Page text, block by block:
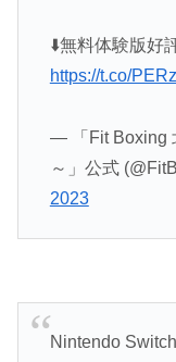
⬇️無料体験版好
https://t.co/
— 「Fit Boxing
～」公式
2023
Nintendo